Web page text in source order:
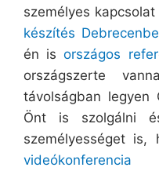
személyes
készítés
én isországos
országszerte
távolságban
Önt is szolgálni
személyességet is,
videókonferencia